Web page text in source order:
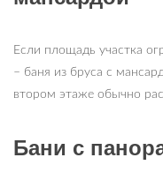
Если площадь участка
– баня из бруса с
втором этаже обычно
Бани с